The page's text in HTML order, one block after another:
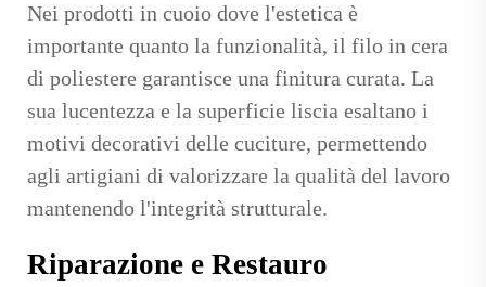
Nei prodotti in cuoio dove l'estetica è
importante quanto la funzionalità, il filo in cera
di poliestere garantisce una finitura curata. La
sua lucentezza e la superficie liscia esaltano i
motivi decorativi delle cuciture, permettendo
agli artigiani di valorizzare la qualità del lavoro
mantenendo l'integrità strutturale.
Riparazione e Restauro